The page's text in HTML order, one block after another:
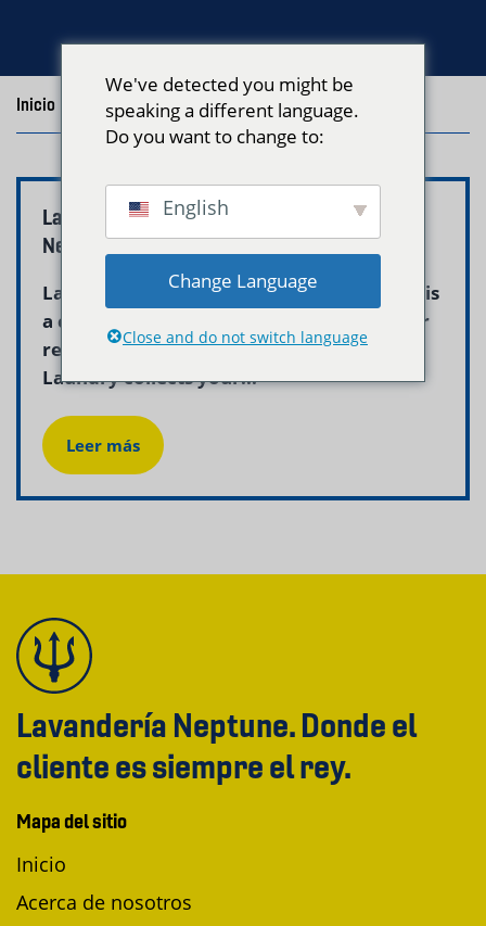
Inicio / Posts with the tag "Wash and Fold Belmont"
Laundry Pickup Delivery Belmont MA –
Neptune Laundry
Laundry pickup and delivery belmont ma is
a convenient and professional solution for
residents who value their time. Neptune
Laundry collects your...
Leer más
Lavandería Neptune. Donde el
cliente es siempre el rey.
Mapa del sitio
Inicio
Acerca de nosotros
We've detected you might be
speaking a different language.
Do you want to change to:
English
Change Language
Close and do not switch language